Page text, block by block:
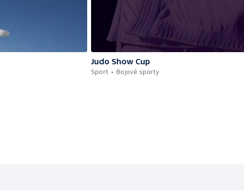
Judo Show Cup
Sport
Bojové sporty